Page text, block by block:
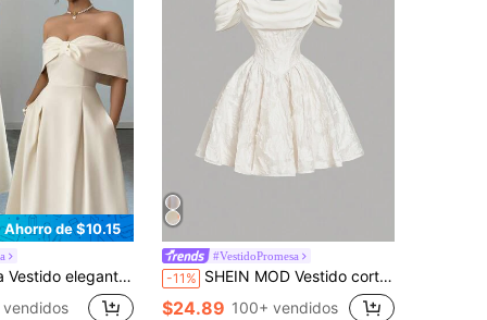
Ahorro de $10.15
siciliano, con hombros descubiertos, cintura ceñida, corte A y falda tipo paraguas con bolsillos, para cena, casual, boda, fiesta y vacaciones
#VestidoPromesa
-11% SHEIN MOD Vestido corto de hombros descubiertos con textura color albaricoque, vestido casual de primavera para citas, vestido de graduación
$24.89 100+ vendidos